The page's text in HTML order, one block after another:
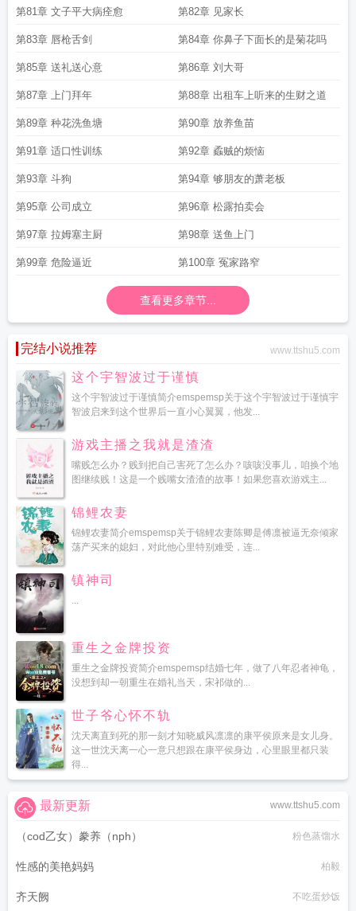
第81章 文子平大病痊愈 第82章 见家长
第83章 唇枪舌剑 第84章 你鼻子下面长的是菊花吗
第85章 送礼送心意 第86章 刘大哥
第87章 上门拜年 第88章 出租车上听来的生财之道
第89章 种花洗鱼塘 第90章 放养鱼苗
第91章 适口性训练 第92章 蟊贼的烦恼
第93章 斗狗 第94章 够朋友的萧老板
第95章 公司成立 第96章 松露拍卖会
第97章 拉姆塞主厨 第98章 送鱼上门
第99章 危险逼近 第100章 冤家路窄
查看更多章节...
完结小说推荐 www.ttshu5.com
这个宇智波过于谨慎
这个宇智波过于谨慎简介emspemsp关于这个宇智波过于谨慎宇
智波启来到这个世界后一直小心翼翼，他发...
游戏主播之我就是渣渣
嘴贱怎么办？贱到把自己害死了怎么办？咳咳没事儿，咱换个地
图继续贱！这是一个贱嘴女渣渣的故事！如果您喜欢游戏主...
锦鲤农妻
锦鲤农妻简介emspemsp关于锦鲤农妻陈卿是傅凛被逼无奈倾家
荡产买来的媳妇，对此他心里特别难受，连...
镇神司
...
重生之金牌投资
重生之金牌投资简介emspemsp结婚七年，做了八年忍者神龟，
没想到却一朝重生在婚礼当天，宋祁做的...
世子爷心怀不轨
沈天离直到死的那一刻才知晓威风凛凛的康平侯原来是女儿身。
这一世沈天离一心一意只想跟在康平侯身边，心里眼里都只装
得...
www.ttshu5.com
最新更新
（cod乙女）豢养（nph） 粉色蒸馏水
性感的美艳妈妈 柏毅
齐天阙 不吃蛋炒饭